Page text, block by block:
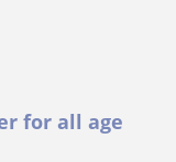
for all age